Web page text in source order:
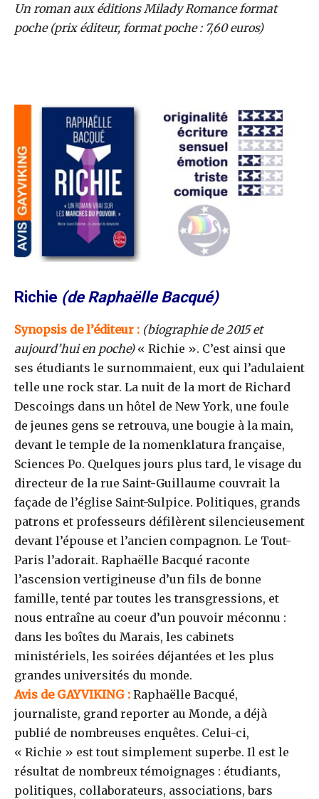
Un roman aux éditions Milady Romance format
poche (prix éditeur, format poche : 7,60 euros)
Richie (de Raphaëlle Bacqué)
Synopsis de l’éditeur : (biographie de 2015 et
aujourd’hui en poche)« Richie ». C’est ainsi que
ses étudiants le surnommaient, eux qui l’adulaient
telle une rock star. La nuit de la mort de Richard
Descoings dans un hôtel de New York, une foule
de jeunes gens se retrouva, une bougie à la main,
devant le temple de la nomenklatura française,
Sciences Po. Quelques jours plus tard, le visage du
directeur de la rue Saint-Guillaume couvrait la
façade de l’église Saint-Sulpice. Politiques, grands
patrons et professeurs défilèrent silencieusement
devant l’épouse et l’ancien compagnon. Le Tout-
Paris l’adorait. Raphaëlle Bacqué raconte
l’ascension vertigineuse d’un fils de bonne
famille, tenté par toutes les transgressions, et
nous entraîne au coeur d’un pouvoir méconnu :
dans les boîtes du Marais, les cabinets
ministériels, les soirées déjantées et les plus
grandes universités du monde.
Avis de GAYVIKING : Raphaëlle Bacqué,
journaliste, grand reporter au Monde, a déjà
publié de nombreuses enquêtes. Celui-ci,
« Richie » est tout simplement superbe. Il est le
résultat de nombreux témoignages : étudiants,
politiques, collaborateurs, associations, bars